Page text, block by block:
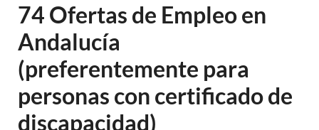
74 Ofertas de Empleo en
Andalucía
(preferentemente para
personas con certificado de
discapacidad)